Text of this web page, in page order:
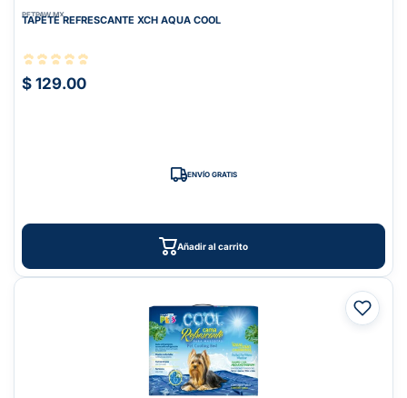
PETPAW.MX
TAPETE REFRESCANTE XCH AQUA COOL
$ 129.00
ENVÍO GRATIS
Añadir al carrito